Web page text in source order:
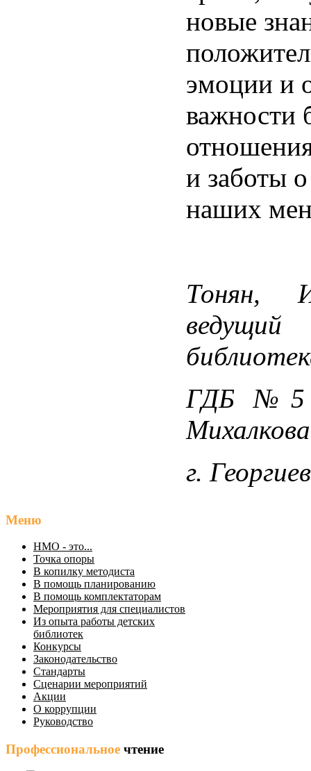
новые
эмоции и
важности
и заботы
наших
ведущий
ГДБ №5
Михалкова
г.
Меню
НМО - это...
Точка опоры
В копилку методиста
В помощь планированию
В помощь комплектаторам
Мероприятия для специалистов
Из опыта работы детских
библиотек
Конкурсы
Законодательство
Стандарты
Сценарии мероприятий
Акции
О коррупции
Руководство
Профессиональное чтение